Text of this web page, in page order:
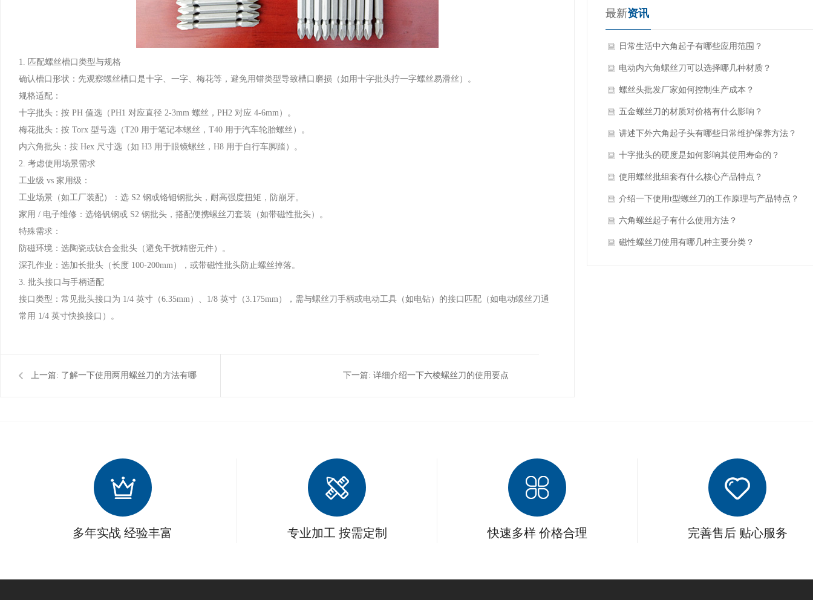
1. 匹配螺丝槽口类型与规格
确认槽口形状：先观察螺丝槽口是十字、一字、梅花等，避免用错类型导致槽口磨损（如用十字批头拧一字螺丝易滑丝）。
规格适配：
十字批头：按 PH 值选（PH1 对应直径 2-3mm 螺丝，PH2 对应 4-6mm）。
梅花批头：按 Torx 型号选（T20 用于笔记本螺丝，T40 用于汽车轮胎螺丝）。
内六角批头：按 Hex 尺寸选（如 H3 用于眼镜螺丝，H8 用于自行车脚踏）。
2. 考虑使用场景需求
工业级 vs 家用级：
工业场景（如工厂装配）：选 S2 钢或铬钼钢批头，耐高强度扭矩，防崩牙。
家用 / 电子维修：选铬钒钢或 S2 钢批头，搭配便携螺丝刀套装（如带磁性批头）。
特殊需求：
防磁环境：选陶瓷或钛合金批头（避免干扰精密元件）。
深孔作业：选加长批头（长度 100-200mm），或带磁性批头防止螺丝掉落。
3. 批头接口与手柄适配
接口类型：常见批头接口为 1/4 英寸（6.35mm）、1/8 英寸（3.175mm），需与螺丝刀手柄或电动工具（如电钻）的接口匹配（如电动螺丝刀通
常用 1/4 英寸快换接口）。
上一篇: 了解一下使用两用螺丝刀的方法有哪 下一篇: 详细介绍一下六棱螺丝刀的使用要点
最新资讯
日常生活中六角起子有哪些应用范围？
电动内六角螺丝刀可以选择哪几种材质？
螺丝头批发厂家如何控制生产成本？
五金螺丝刀的材质对价格有什么影响？
讲述下外六角起子头有哪些日常维护保养方法？
十字批头的硬度是如何影响其使用寿命的？
使用螺丝批组套有什么核心产品特点？
介绍一下使用t型螺丝刀的工作原理与产品特点？
六角螺丝起子有什么使用方法？
磁性螺丝刀使用有哪几种主要分类？
多年实战 经验丰富 专业加工 按需定制 快速多样 价格合理 完善售后 贴心服务